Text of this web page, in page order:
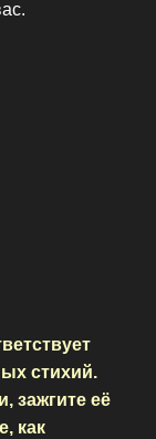
стихий.
зажгите её
как